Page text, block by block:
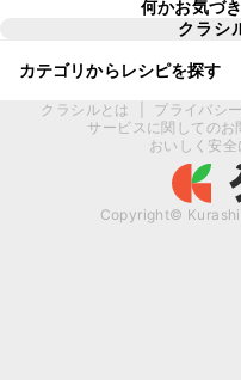
何かお気づ
クラシ
カテゴリからレシピを探す
クラシルとは プライバシ
サービスに関してのお
おいしく安
Copyright©